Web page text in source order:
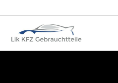
to
content